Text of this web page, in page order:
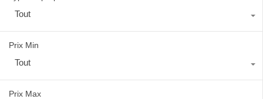
Tout
Prix Min
Tout
Prix Max